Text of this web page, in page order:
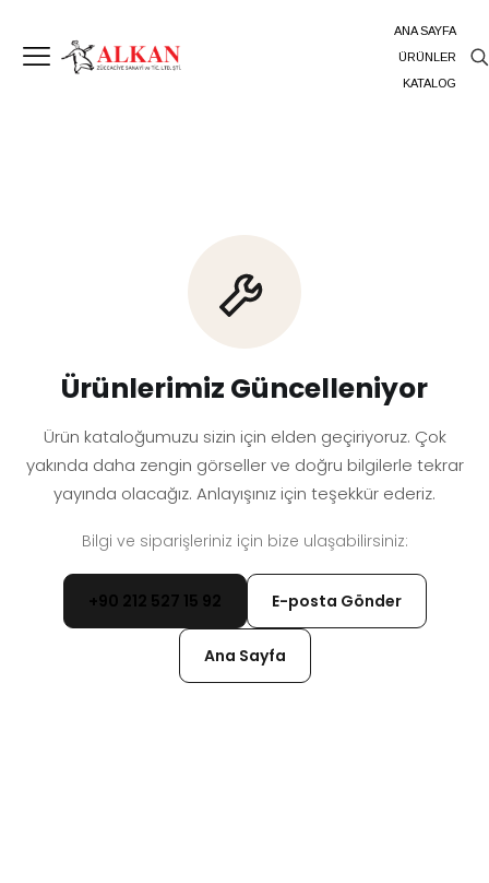
ANA SAYFA
ÜRÜNLER
KATALOG
Ürünlerimiz Güncelleniyor
Ürün kataloğumuzu sizin için elden geçiriyoruz. Çok
yakında daha zengin görseller ve doğru bilgilerle tekrar
yayında olacağız. Anlayışınız için teşekkür ederiz.
Bilgi ve siparişleriniz için bize ulaşabilirsiniz:
+90 212 527 15 92 E-posta Gönder
Ana Sayfa